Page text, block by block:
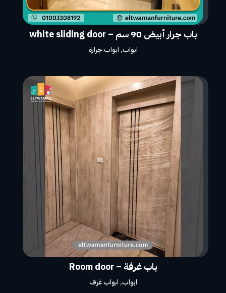
باب جرار أبيض 90 سم – white sliding door
ابواب, ابواب جرارة
باب غرفة – Room door
ابواب, ابواب غرف